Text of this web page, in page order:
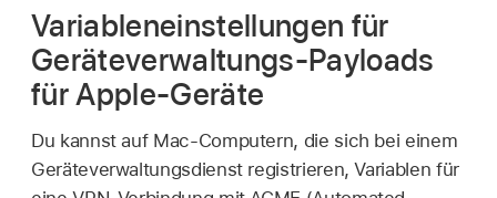
Variableneinstellungen für
Geräteverwaltungs-Payloads
für Apple-Geräte
Du kannst auf Mac-Computern, die sich bei einem
Geräteverwaltungsdienst registrieren, Variablen für